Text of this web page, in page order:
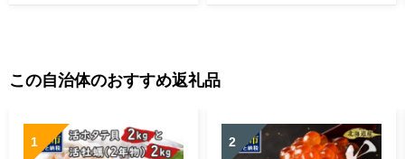
この自治体のおすすめ返礼品
1 2